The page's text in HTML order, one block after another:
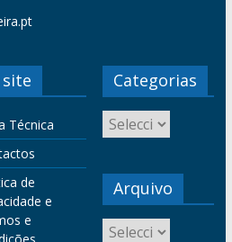
site
Técnica
de
e
e
Categorias
Arquivo